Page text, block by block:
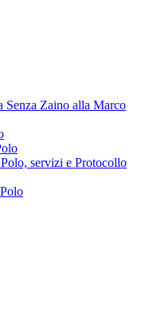
Senza Zaino alla Marco
servizi e Protocollo